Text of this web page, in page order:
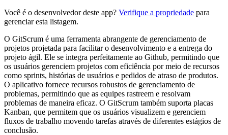
Você é o desenvolvedor deste app? Verifique a propriedade para
gerenciar esta listagem.
O GitScrum é uma ferramenta abrangente de gerenciamento de
projetos projetada para facilitar o desenvolvimento e a entrega do
projeto ágil. Ele se integra perfeitamente ao Github, permitindo que
os usuários gerenciem projetos com eficiência por meio de recursos
como sprints, histórias de usuários e pedidos de atraso de produtos.
O aplicativo fornece recursos robustos de gerenciamento de
problemas, permitindo que as equipes rastreem e resolvam
problemas de maneira eficaz. O GitScrum também suporta placas
Kanban, que permitem que os usuários visualizem e gerenciem
fluxos de trabalho movendo tarefas através de diferentes estágios de
conclusão.